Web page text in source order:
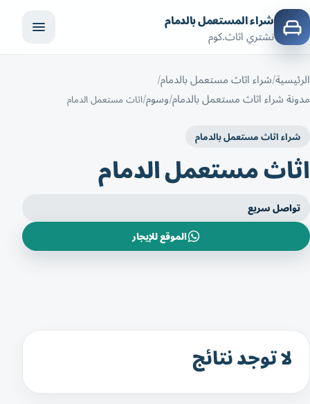
شراء المستعمل بالدمام
نشتري اثاث.كوم
الرئيسية شراء اثاث مستعمل بالدمام
مدونة شراء اثاث مستعمل بالدمام وسوم اثاث مستعمل الدمام
شراء اثاث مستعمل بالدمام
اثاث مستعمل الدمام
تواصل سريع
الموقع للإيجار
لا توجد نتائج